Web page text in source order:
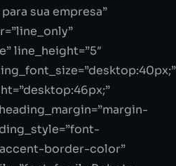
sua empresa”
line_height=”5″
border-color”